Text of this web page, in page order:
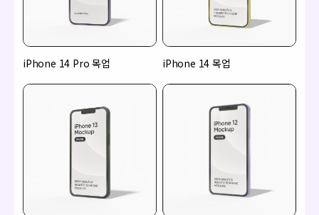
iPhone 14 Pro 목업 iPhone 14 목업